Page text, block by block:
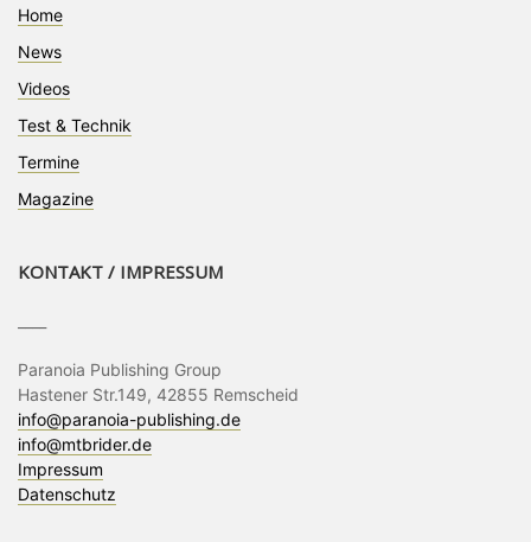
Home
News
Videos
Test & Technik
Termine
Magazine
KONTAKT / IMPRESSUM
Paranoia Publishing Group
Hastener Str.149, 42855 Remscheid
info@paranoia-publishing.de
info@mtbrider.de
Impressum
Datenschutz